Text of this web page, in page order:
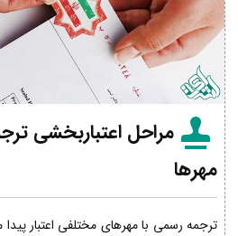
مراحل اعتباربخشی
مهرها
ترجمه رسمی با مهرهای مختلفی اعتبار